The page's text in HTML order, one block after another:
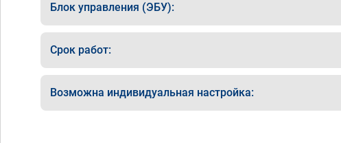
Блок управления (ЭБУ):
Срок работ:
Возможна индивидуальная настройка: